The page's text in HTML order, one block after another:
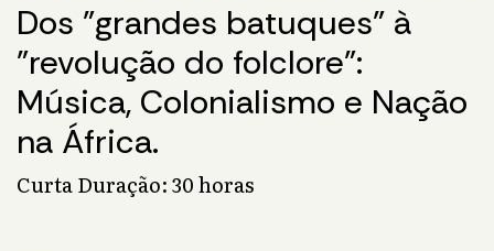
Dos "grandes batuques" à
"revolução do folclore":
Música, Colonialismo e Nação
na África.
Curta Duração: 30 horas